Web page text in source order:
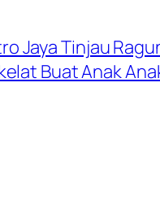
Jaya Tinjau
Buat Anak